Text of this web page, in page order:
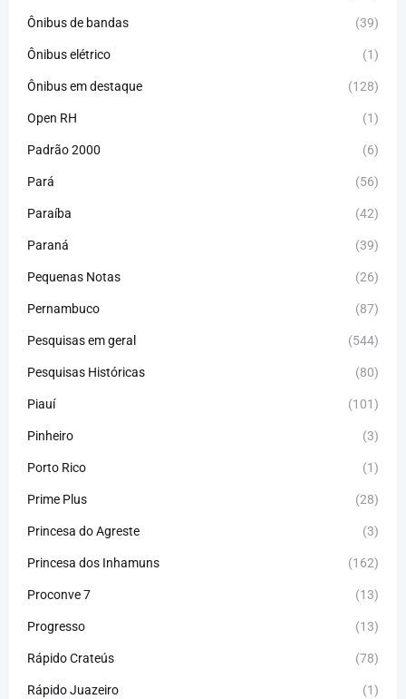
Ônibus de bandas (39)
Ônibus elétrico (1)
Ônibus em destaque (128)
Open RH (1)
Padrão 2000 (6)
Pará (56)
Paraíba (42)
Paraná (39)
Pequenas Notas (26)
Pernambuco (87)
Pesquisas em geral (544)
Pesquisas Históricas (80)
Piauí (101)
Pinheiro (3)
Porto Rico (1)
Prime Plus (28)
Princesa do Agreste (3)
Princesa dos Inhamuns (162)
Proconve 7 (13)
Progresso (13)
Rápido Crateús (78)
Rápido Juazeiro (1)